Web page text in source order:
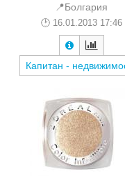
📍Болгария
16.01.2013 17:46
Капитан -